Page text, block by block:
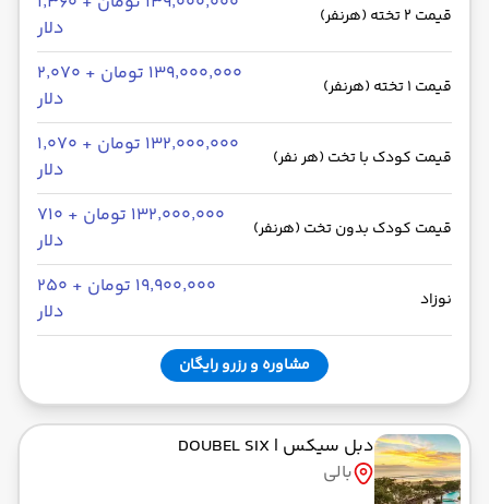
قیمت 2 تخته (هرنفر)
دلار
قیمت 1 تخته (هرنفر)
۱۳۹٬۰۰۰٬۰۰۰ تومان + ۲٬۰۷۰
دلار
قیمت کودک با تخت (هر نفر)
۱۳۲٬۰۰۰٬۰۰۰ تومان + ۱٬۰۷۰
دلار
قیمت کودک بدون تخت (هرنفر)
۱۳۲٬۰۰۰٬۰۰۰ تومان + ۷۱۰
دلار
نوزاد
۱۹٬۹۰۰٬۰۰۰ تومان + ۲۵۰
دلار
مشاوره و رزرو رایگان
دبل سیکس | DOUBEL SIX
بالی